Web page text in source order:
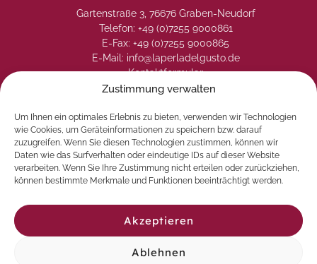
Zustimmung verwalten
Um Ihnen ein optimales Erlebnis zu bieten, verwenden wir Technologien
wie Cookies, um Geräteinformationen zu speichern bzw. darauf
zuzugreifen. Wenn Sie diesen Technologien zustimmen, können wir
Daten wie das Surfverhalten oder eindeutige IDs auf dieser Website
verarbeiten. Wenn Sie Ihre Zustimmung nicht erteilen oder zurückziehen,
können bestimmte Merkmale und Funktionen beeinträchtigt werden.
Akzeptieren
Ablehnen
Gartenstraße 3, 76676 Graben-Neudorf
Telefon: +49 (0)7255 9000861
E-Fax: +49 (0)7255 9000865
E-Mail: info@laperladelgusto.de
Kontaktformular